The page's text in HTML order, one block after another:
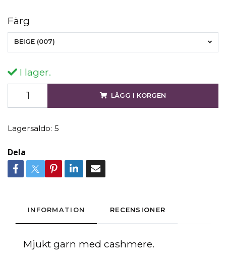
Färg
BEIGE (007)
I lager.
LÄGG I KORGEN
Lagersaldo: 5
Dela
INFORMATION RECENSIONER
Mjukt garn med cashmere.